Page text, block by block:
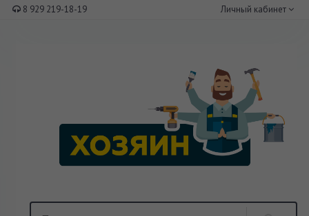
8 929 219-18-19 Личный кабинет